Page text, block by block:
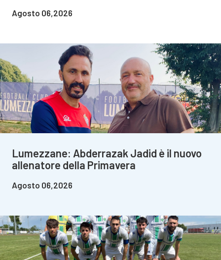
Agosto 06,2026
Lumezzane: Abderrazak Jadid è il nuovo
allenatore della Primavera
Agosto 06,2026